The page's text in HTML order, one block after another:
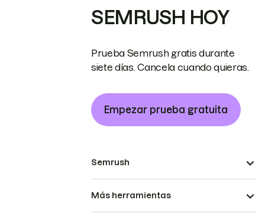
SEMRUSH HOY
Prueba Semrush gratis durante
siete días. Cancela cuando quieras.
Empezar prueba gratuita
Semrush
Más herramientas